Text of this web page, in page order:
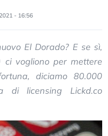
- 16:56
El Dorado? E se sì,
vogliono per mettere
diciamo 80.000
di licensing Lickd.co